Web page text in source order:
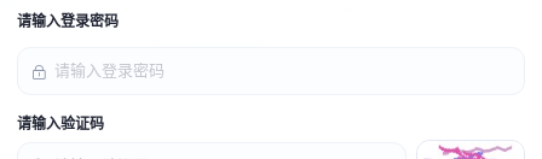
请输入登录密码
请输入验证码